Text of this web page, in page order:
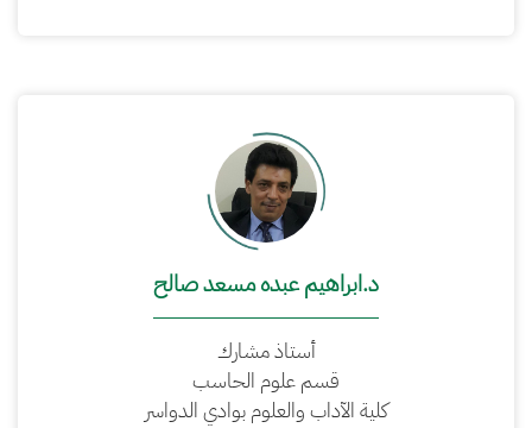
د.ابراهيم عبده مسعد صالح
أستاذ مشارك
قسم علوم الحاسب
كلية الآداب والعلوم بوادي الدواسر